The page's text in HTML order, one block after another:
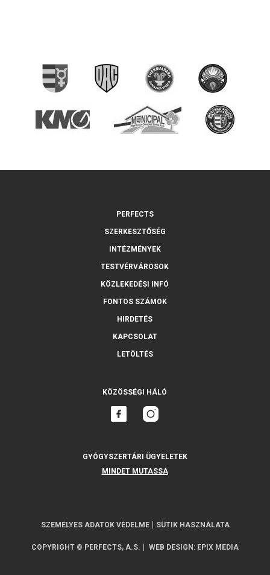
PERFECTS
SZERKESZTŐSÉG
INTÉZMÉNYEK
TESTVÉRVÁROSOK
KÖZLEKEDÉSI INFÓ
FONTOS SZÁMOK
HIRDETÉS
KAPCSOLAT
LETÖLTÉS
KÖZÖSSÉGI HÁLÓ
GYÓGYSZERTÁRI ÜGYELETEK
MINDET MUTASSA
SZEMÉLYES ADATOK VÉDELME SÜTIK HASZNÁLATA
COPYRIGHT © PERFECTS, A.S. WEB DESIGN: EPIX MEDIA